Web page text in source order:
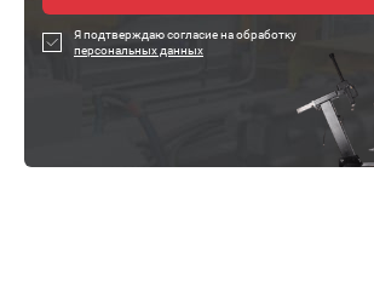
Я подтверждаю согласие на обработку
персональных данных